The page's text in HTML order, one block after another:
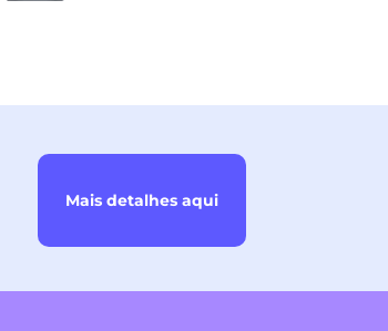
Mais detalhes aqui